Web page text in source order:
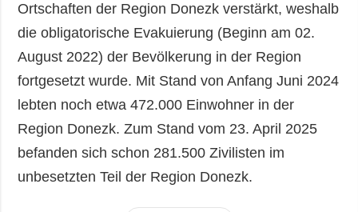
Ortschaften der Region Donezk verstärkt, weshalb
die obligatorische Evakuierung (Beginn am 02.
August 2022) der Bevölkerung in der Region
fortgesetzt wurde. Mit Stand von Anfang Juni 2024
lebten noch etwa 472.000 Einwohner in der
Region Donezk. Zum Stand vom 23. April 2025
befanden sich schon 281.500 Zivilisten im
unbesetzten Teil der Region Donezk.